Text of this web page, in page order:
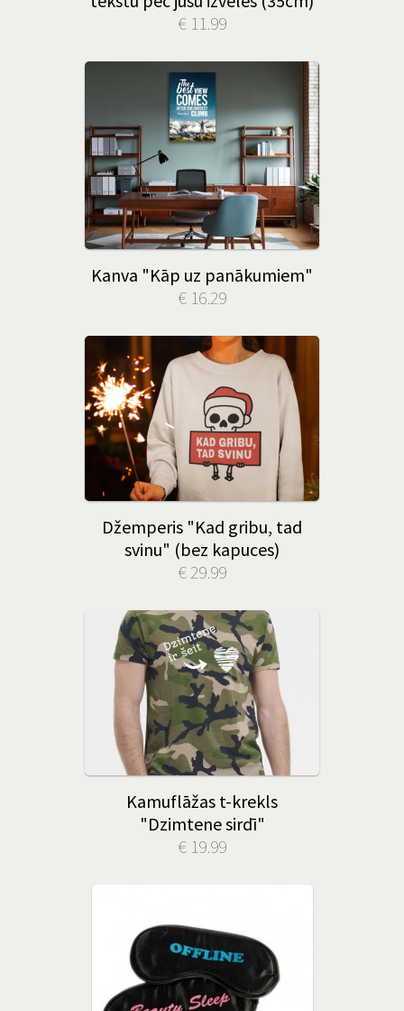
€ 11.99
Kanva "Kāp uz panākumiem"
€ 16.29
Džemperis "Kad gribu, tad
svinu" (bez kapuces)
€ 29.99
Kamuflāžas t-krekls
"Dzimtene sirdī"
€ 19.99